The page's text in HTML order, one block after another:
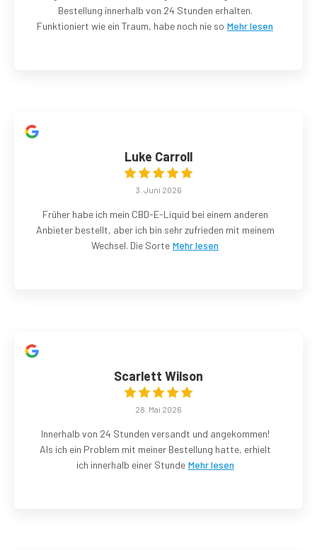
Bestellung innerhalb von 24 Stunden erhalten.
Funktioniert wie ein Traum, habe noch nie so Mehr lesen
Luke Carroll
3. Juni 2026
Früher habe ich mein CBD-E-Liquid bei einem anderen
Anbieter bestellt, aber ich bin sehr zufrieden mit meinem
Wechsel. Die Sorte Mehr lesen
Scarlett Wilson
28. Mai 2026
Innerhalb von 24 Stunden versandt und angekommen!
Als ich ein Problem mit meiner Bestellung hatte, erhielt
ich innerhalb einer Stunde Mehr lesen